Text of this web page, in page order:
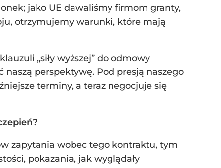
jako UE dawaliśmy firmom granty,
otrzymujemy warunki, które mają
„siły wyższej” do odmowy
perspektywę. Pod presją naszego
terminy, a teraz negocjuje się
zapytania wobec tego kontraktu, tym
pokazania, jak wyglądały